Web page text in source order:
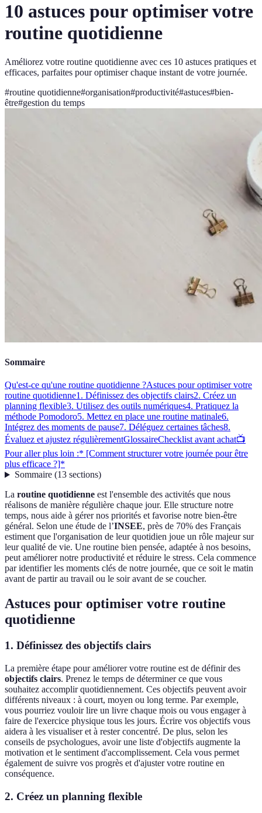
10 astuces pour optimiser votre
routine quotidienne
Améliorez votre routine quotidienne avec ces 10 astuces pratiques et
efficaces, parfaites pour optimiser chaque instant de votre journée.
#routine quotidienne#organisation#productivité#astuces#bien-
être#gestion du temps
Sommaire
Qu'est-ce qu'une routine quotidienne ?Astuces pour optimiser votre
routine quotidienne1. Définissez des objectifs clairs2. Créez un
planning flexible3. Utilisez des outils numériques4. Pratiquez la
méthode Pomodoro5. Mettez en place une routine matinale6.
Intégrez des moments de pause7. Déléguez certaines tâches8.
Évaluez et ajustez régulièrementGlossaireChecklist avant achat📺
Pour aller plus loin :* [Comment structurer votre journée pour être
plus efficace ?]*
Sommaire(13 sections)
La routine quotidienne est l'ensemble des activités que nous
réalisons de manière régulière chaque jour. Elle structure notre
temps, nous aide à gérer nos priorités et favorise notre bien-être
général. Selon une étude de l’INSEE, près de 70% des Français
estiment que l'organisation de leur quotidien joue un rôle majeur sur
leur qualité de vie. Une routine bien pensée, adaptée à nos besoins,
peut améliorer notre productivité et réduire le stress. Cela commence
par identifier les moments clés de notre journée, que ce soit le matin
avant de partir au travail ou le soir avant de se coucher.
Astuces pour optimiser votre routine
quotidienne
1. Définissez des objectifs clairs
La première étape pour améliorer votre routine est de définir des
objectifs clairs. Prenez le temps de déterminer ce que vous
souhaitez accomplir quotidiennement. Ces objectifs peuvent avoir
différents niveaux : à court, moyen ou long terme. Par exemple,
vous pourriez vouloir lire un livre chaque mois ou vous engager à
faire de l'exercice physique tous les jours. Écrire vos objectifs vous
aidera à les visualiser et à rester concentré. De plus, selon les
conseils de psychologues, avoir une liste d'objectifs augmente la
motivation et le sentiment d'accomplissement. Cela vous permet
également de suivre vos progrès et d'ajuster votre routine en
conséquence.
2. Créez un planning flexible